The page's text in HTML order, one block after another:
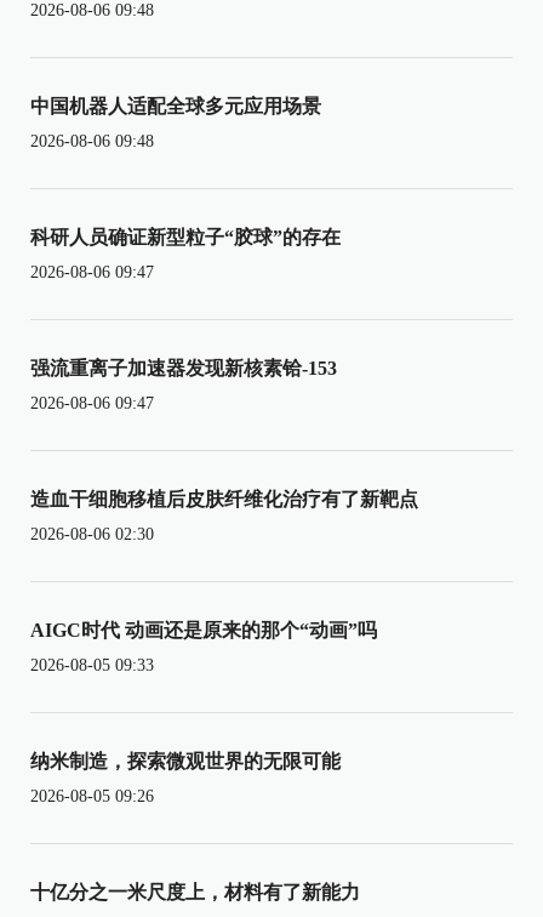
2026-08-06 09:48
中国机器人适配全球多元应用场景
2026-08-06 09:48
科研人员确证新型粒子“胶球”的存在
2026-08-06 09:47
强流重离子加速器发现新核素铪-153
2026-08-06 09:47
造血干细胞移植后皮肤纤维化治疗有了新靶点
2026-08-06 02:30
AIGC时代 动画还是原来的那个“动画”吗
2026-08-05 09:33
纳米制造，探索微观世界的无限可能
2026-08-05 09:26
十亿分之一米尺度上，材料有了新能力